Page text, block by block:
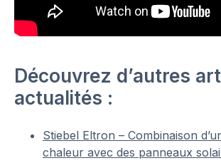
Découvrez d’autres
actualités :
Stiebel Eltron – Combinaison
chaleur avec des panneaux